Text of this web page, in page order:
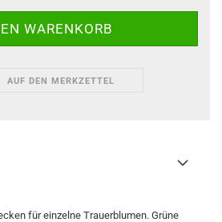
AUF DEN MERKZETTEL
für einzelne Trauerblumen. Grüne